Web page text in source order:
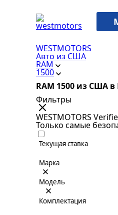
WESTMOTORS
Авто из США
RAM
1500
RAM 1500 из США
Фильтры
WESTMOTORS
Только самые
Текущая ставка
Марка
Модель
Комплектация